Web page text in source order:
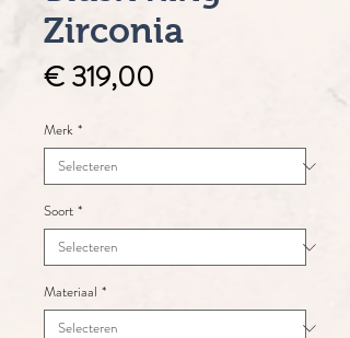
Zirconia
€ 319,00
Merk *
Soort *
Materiaal *